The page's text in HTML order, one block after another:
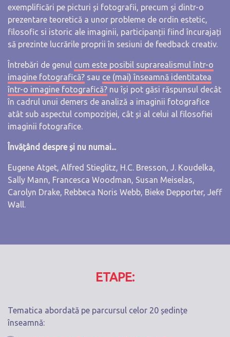
exemplificări pe picturi și fotografii, precum și dintr-o
prezentare teoretică a unor probleme de ordin estetic,
filosofic si istoric ale imaginii, participanții fiind încurajați
să prezinte lucrările proprii în sesiuni de feedback creativ.
Întrebări de genul cum este posibil suprarealismul într-o
imagine fotografică? sau ce (mai) înseamnă identitatea
într-o imagine fotografică? nu își pot găsi răspunsul decât
în cadrul unui demers de analiză a imaginii fotografice
atât sub aspectul compoziției, cât și al celui al filosofiei
imaginii fotografice.
Învățând despre și nu numai...
Eugene Atget, Alfred Stieglitz, H.C. Bresson, J. Koudelka,
Sally Mann, Francesca Woodman, Susan Meiselas,
Carolyn Drake, Rebbeca Noris Webb, Bieke Depporter, Jeff
Wall.
ETAPE:
Tematica abordată pe parcursul celor 20 ședințe
înseamnă: